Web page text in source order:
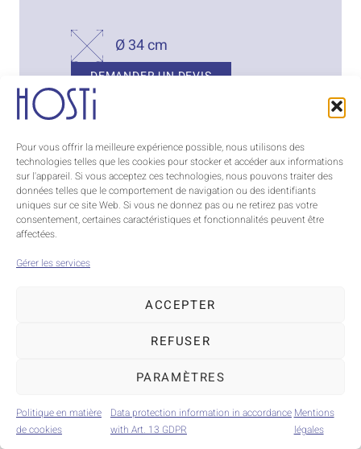
Pour vous offrir la meilleure expérience possible, nous utilisons des
technologies telles que les cookies pour stocker et accéder aux informations
sur l'appareil. Si vous acceptez ces technologies, nous pouvons traiter des
données telles que le comportement de navigation ou des identifiants
uniques sur ce site Web. Si vous ne donnez pas ou ne retirez pas votre
consentement, certaines caractéristiques et fonctionnalités peuvent être
affectées.
Gérer les services
ACCEPTER
REFUSER
PARAMÈTRES
Politique en matière
de cookies
Data protection information in accordance
with Art. 13 GDPR
Mentions
légales
Ø 34 cm
DEMANDER UN DEVIS